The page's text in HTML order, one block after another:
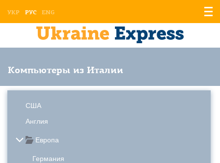
УКР РУС ENG
Компьютеры из Италии
США
Англия
Европа
Германия